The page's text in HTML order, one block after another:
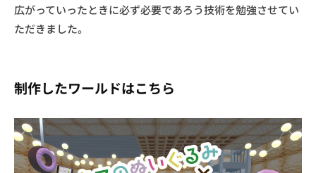
広がっていったときに必ず必要であろう技術を勉強させてい
ただきました。
制作したワールドはこちら